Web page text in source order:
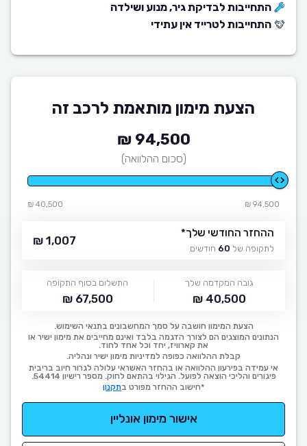
התחייבות לבדיקת גיר, מנוע ושילדה
התחייבות לטרייד אין עתידי
הצעת מימון מותאמת לרכב זה
94,500 ₪
(סכום ההלוואה)
94,500 ₪
40,500 ₪
ההחזר החודשי שלך*
לתקופה של 60 חודשים
1,007 ₪
גובה המקדמה שלך
40,500 ₪
התשלום בסוף התקופה
67,500 ₪
הצעת המימון חושבה על סמך המחשבונים בתנאי השימוש.
הנתונים המוצגים הם לצורך הדגמה בלבד ואינם מחייבים את מימון ישיר או
את קארוויז, יחד וכל אחד לחוד.
קבלת ההלוואה כפופה למדיניות מימון ישיר ונהליה.
אי עמידה בפירעון ההלוואה או בהחזר האשראי עלולה לגרור חיוב בריבית
פיגורים והליכי הוצאה לפועל. הגילוי בהתאם לחוק. מספר רישיון 54414.
*חישוב ההחזר מפורט בתקנון
אישור מימון אונליין